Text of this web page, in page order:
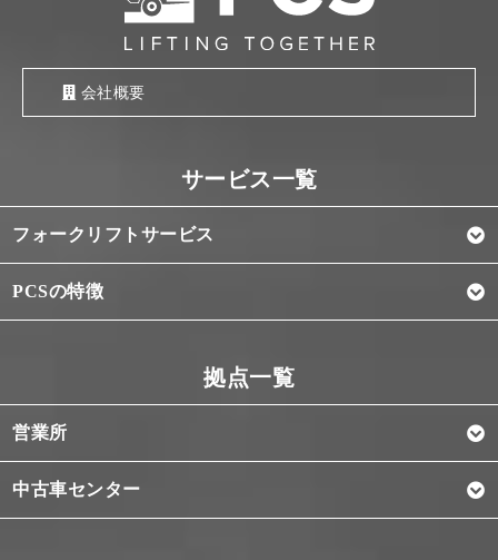
会社概要
フォークリフトサービス
PCSの特徴
営業所
中古車センター